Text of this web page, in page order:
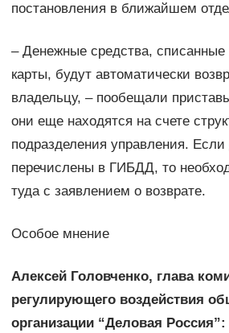
постановления в ближайшем
– Денежные средства, списанные
карты, будут автоматически
владельцу, – пообещали
они еще находятся на счете
подразделения управления. Если
перечислены в ГИБДД, то
туда с заявлением о возврате.
Особое мнение
Алексей Головченко, глава
регулирующего воздействия
организации “Деловая Россия”: